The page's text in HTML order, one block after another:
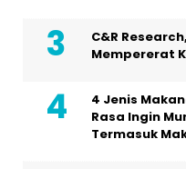
C&R
Mempererat
4 Jenis
Rasa Ingin
Termasuk